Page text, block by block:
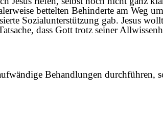
bettelten Behinderte am Weg
Sozialunterstützung gab. Jesus
dass Gott trotz seiner
Behandlungen durchführen,